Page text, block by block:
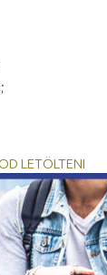
LETÖLTENI